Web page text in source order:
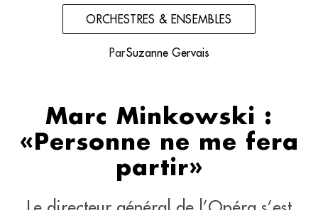
ORCHESTRES & ENSEMBLES
ParSuzanne Gervais
Marc Minkowski :
«Personne ne me fera
partir»